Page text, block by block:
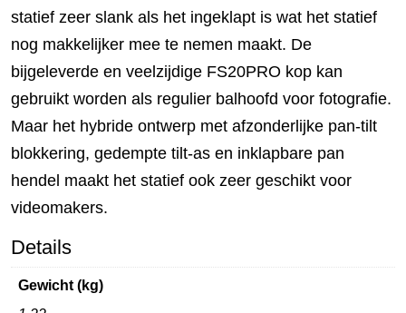
statief zeer slank als het ingeklapt is wat het statief
nog makkelijker mee te nemen maakt. De
bijgeleverde en veelzijdige FS20PRO kop kan
gebruikt worden als regulier balhoofd voor fotografie.
Maar het hybride ontwerp met afzonderlijke pan-tilt
blokkering, gedempte tilt-as en inklapbare pan
hendel maakt het statief ook zeer geschikt voor
videomakers.
Details
Gewicht (kg)